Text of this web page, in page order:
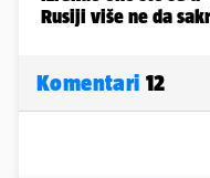
Komentari 12